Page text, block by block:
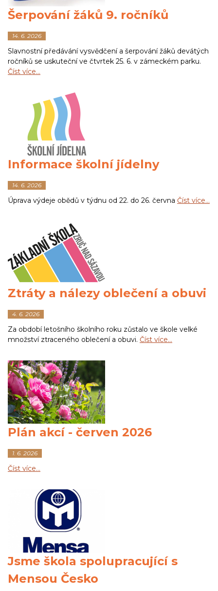
Šerpování žáků 9. ročníků
14. 6. 2026
Slavnostní předávání vysvědčení a šerpování žáků devátých
ročníků se uskuteční ve čtvrtek 25. 6. v zámeckém parku.
Číst více…
Informace školní jídelny
14. 6. 2026
Úprava výdeje obědů v týdnu od 22. do 26. června Číst více…
Ztráty a nálezy oblečení a obuvi
4. 6. 2026
Za období letošního školního roku zůstalo ve škole velké
množství ztraceného oblečení a obuvi. Číst více…
Plán akcí - červen 2026
1. 6. 2026
Číst více…
Jsme škola spolupracující s
Mensou Česko